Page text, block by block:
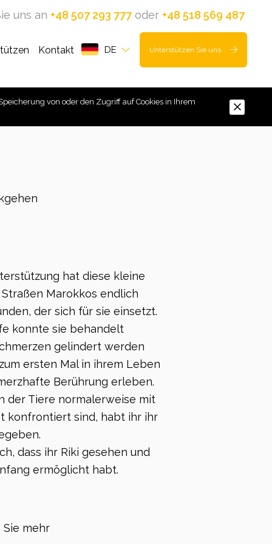
uns an +48 507 293 777oder +48 518 569 487
Kontakt DE Unterstützen Sie uns
von oder den Zugriff auf Cookies in Ihrem
hat diese kleine
Marokkos endlich
der sich für sie einsetzt.
konnte sie behandelt
gelindert werden
ersten Mal in ihrem Leben
Berührung erleben.
der Tiere normalerweise mit
konfrontiert sind, habt ihr ihr
dass ihr Riki gesehen und
ermöglicht habt.
Sie mehr